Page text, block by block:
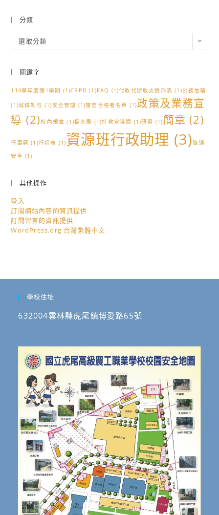
分類
類
選取分類
關鍵字
114學年度第1學期 (1)CRPD (1)FAQ (1)代收代辦收支情形表 (1)公務信箱
(1)城鎮韌性 (1)安全管理 (1)審查合格者名單 (1)政策及業務宣
導 (2)校內規章 (1)檔案局 (1)特教宣導週 (1)研習 (1) 簡章 (2)
行事曆 (1)行程表 (1)資源班行政助理 (3)資通
安全 (1)
其他操作
登入
訂閱網站內容的資訊提供
訂閱留言的資訊提供
WordPress.org 台灣繁體中文
學校住址
632004雲林縣虎尾鎮博愛路65號